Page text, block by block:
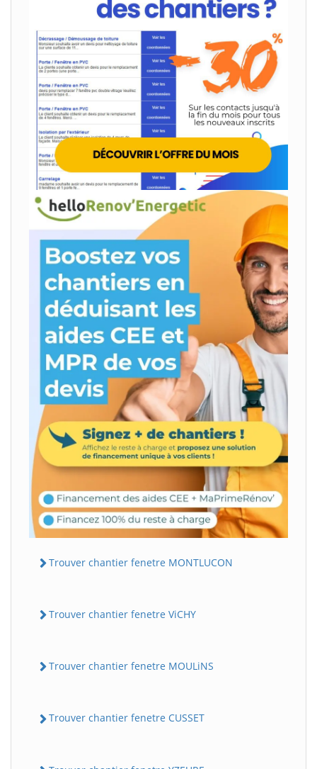
Trouver chantier fenetre MONTLUCON
Trouver chantier fenetre ViCHY
Trouver chantier fenetre MOULiNS
Trouver chantier fenetre CUSSET